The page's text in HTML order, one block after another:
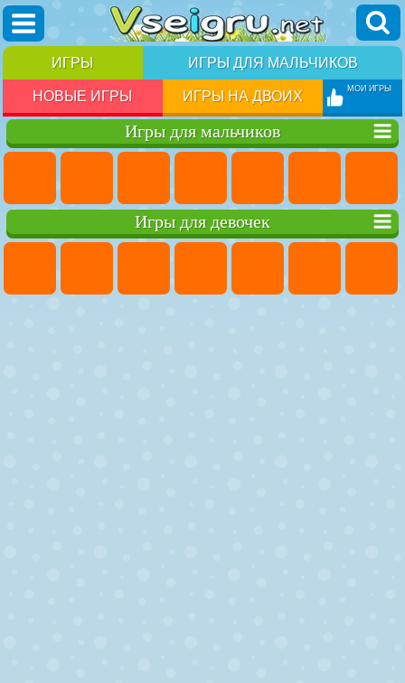
ИГРЫ ИГРЫ ДЛЯ МАЛЬЧИКОВ
НОВЫЕ ИГРЫ ИГРЫ НА ДВОИХ МОИ ИГРЫ
Игры для мальчиков
Игры для девочек